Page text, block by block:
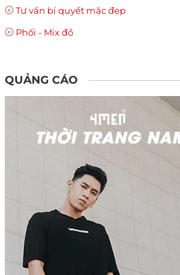
Tư vấn bí quyết mặc đẹp
Phối - Mix đồ
QUẢNG CÁO